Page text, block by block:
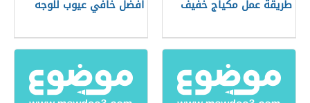
طريقة عمل مكياج خفيف أفضل خافي عيوب للوجه